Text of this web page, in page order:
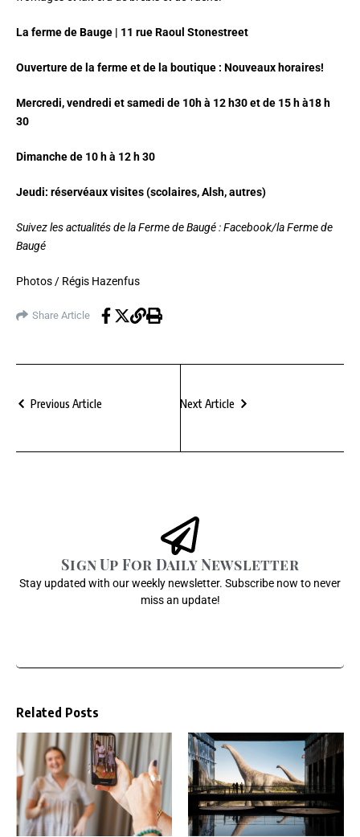
La ferme de Bauge | 11 rue Raoul Stonestreet
Ouverture de la ferme et de la boutique : Nouveaux horaires!
Mercredi, vendredi et samedi de 10h à 12 h30 et de 15 h à18 h
30
Dimanche de 10 h à 12 h 30
Jeudi: réservéaux visites (scolaires, Alsh, autres)
Suivez les actualités de la Ferme de Baugé : Facebook/la Ferme de
Baugé
Photos / Régis Hazenfus
Share Article
Previous Article Next Article
Sign Up For Daily Newsletter
Stay updated with our weekly newsletter. Subscribe now to never
miss an update!
Related Posts